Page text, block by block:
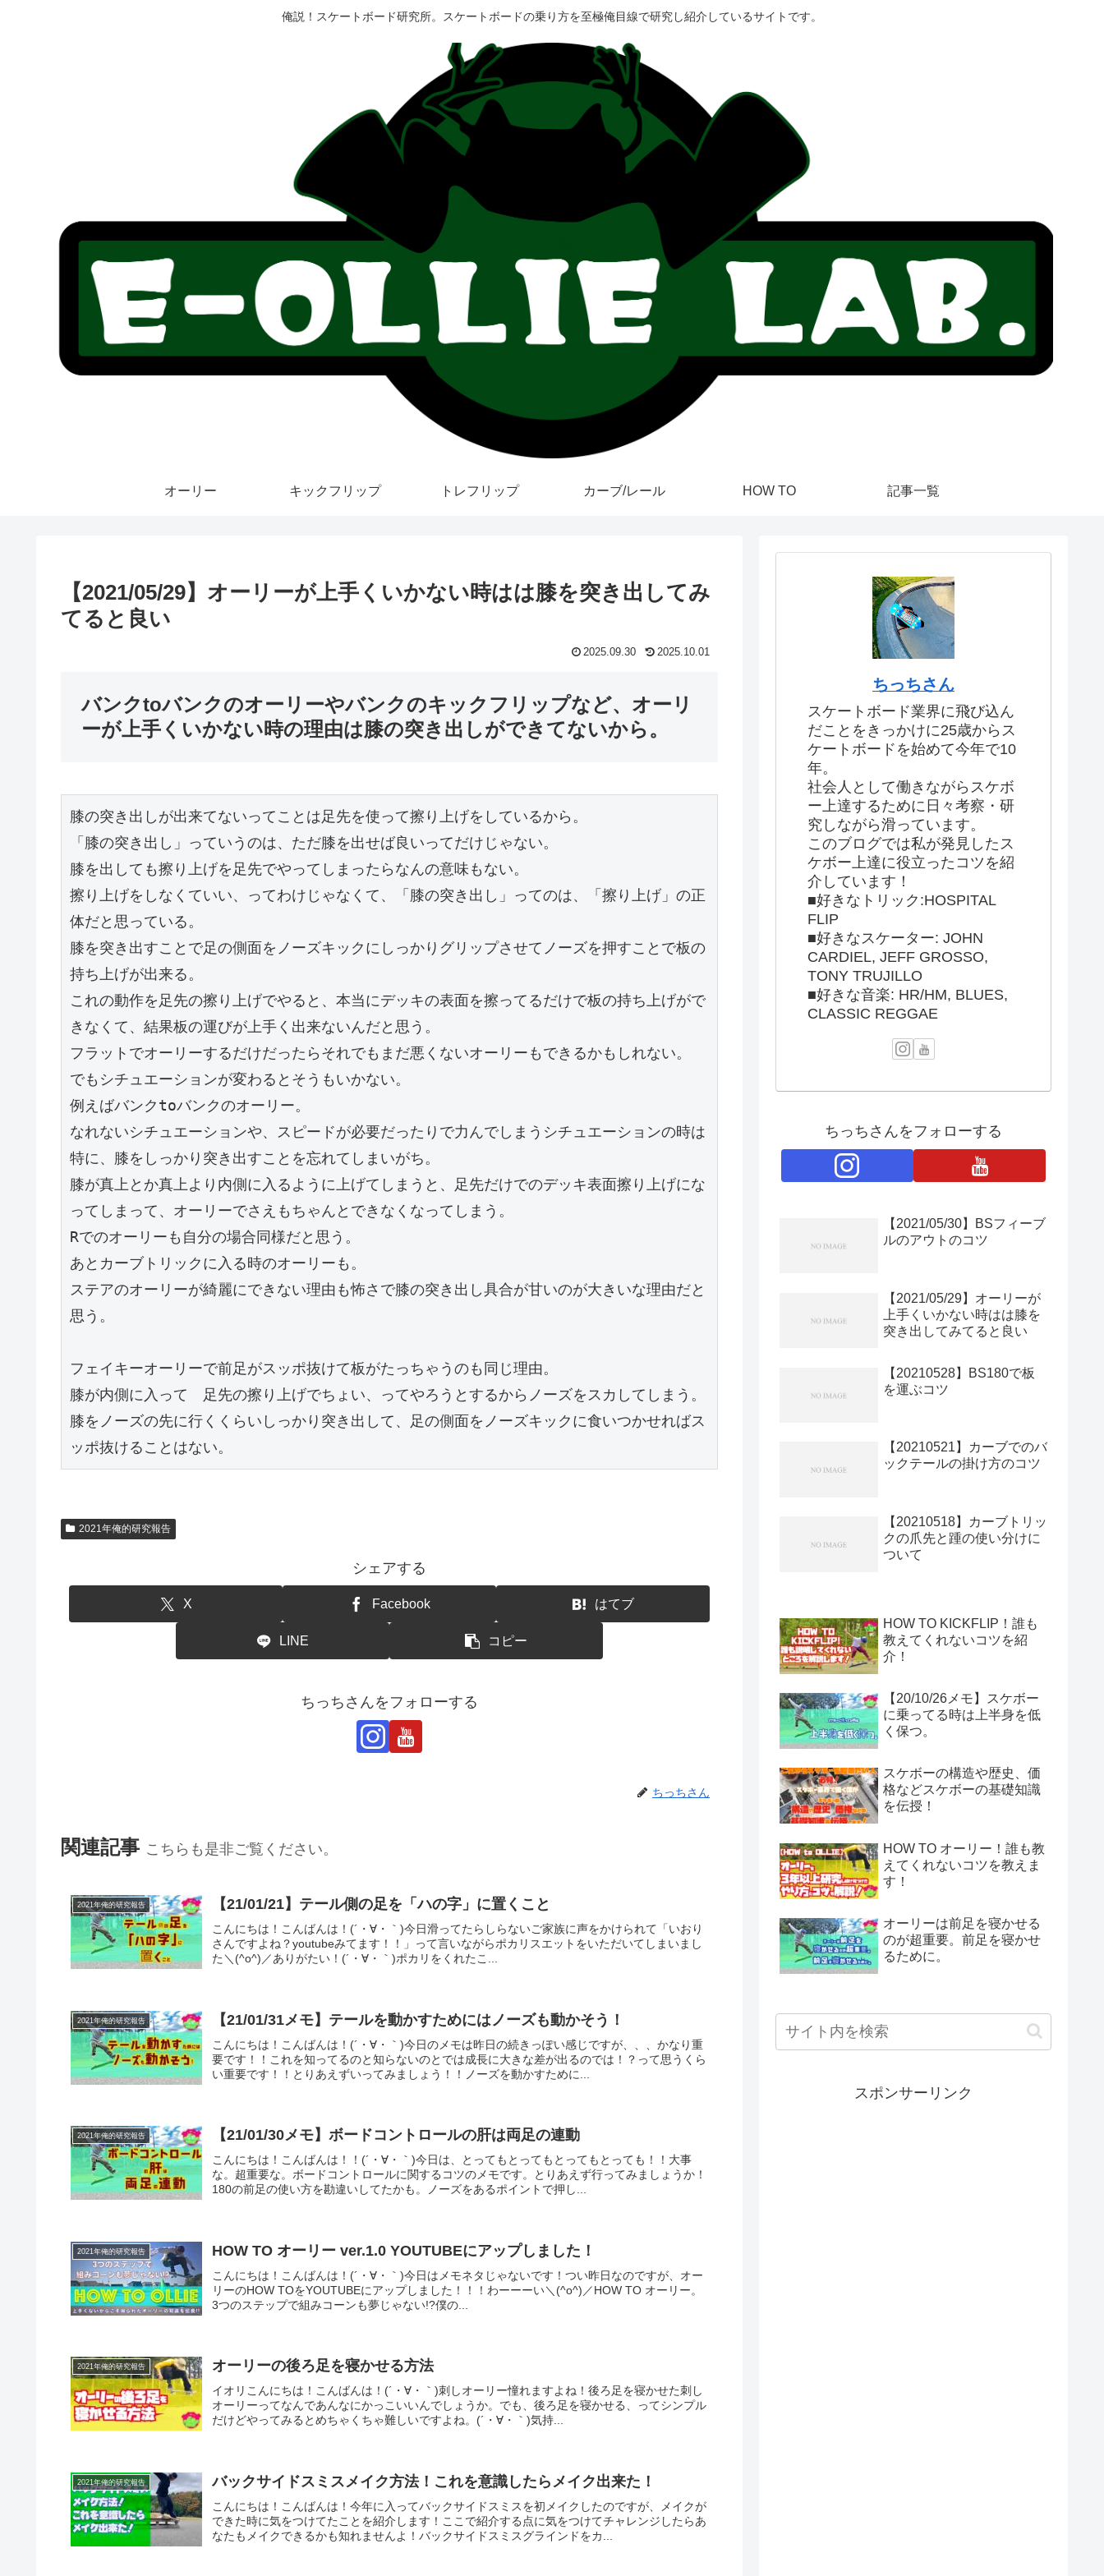
俺説！スケートボード研究所。スケートボードの乗り方を至極俺目線で研究し紹介しているサイトです。
オーリー キックフリップ トレフリップ カーブ/レール HOW TO 記事一覧
【2021/05/29】オーリーが上手くいかない時はは膝を突き出してみ
てると良い
2025.09.30 2025.10.01
バンクtoバンクのオーリーやバンクのキックフリップなど、オーリ
ーが上手くいかない時の理由は膝の突き出しができてないから。
膝の突き出しが出来てないってことは足先を使って擦り上げをしているから。
「膝の突き出し」っていうのは、ただ膝を出せば良いってだけじゃない。
膝を出しても擦り上げを足先でやってしまったらなんの意味もない。
擦り上げをしなくていい、ってわけじゃなくて、「膝の突き出し」ってのは、「擦り上げ」の正
体だと思っている。
膝を突き出すことで足の側面をノーズキックにしっかりグリップさせてノーズを押すことで板の
持ち上げが出来る。
これの動作を足先の擦り上げでやると、本当にデッキの表面を擦ってるだけで板の持ち上げがで
きなくて、結果板の運びが上手く出来ないんだと思う。
フラットでオーリーするだけだったらそれでもまだ悪くないオーリーもできるかもしれない。
でもシチュエーションが変わるとそうもいかない。
例えばバンクtoバンクのオーリー。
なれないシチュエーションや、スピードが必要だったりで力んでしまうシチュエーションの時は
特に、膝をしっかり突き出すことを忘れてしまいがち。
膝が真上とか真上より内側に入るように上げてしまうと、足先だけでのデッキ表面擦り上げにな
ってしまって、オーリーでさえもちゃんとできなくなってしまう。
Rでのオーリーも自分の場合同様だと思う。
あとカーブトリックに入る時のオーリーも。
ステアのオーリーが綺麗にできない理由も怖さで膝の突き出し具合が甘いのが大きいな理由だと
思う。
フェイキーオーリーで前足がスッポ抜けて板がたっちゃうのも同じ理由。
膝が内側に入って　足先の擦り上げでちょい、ってやろうとするからノーズをスカしてしまう。
膝をノーズの先に行くくらいしっかり突き出して、足の側面をノーズキックに食いつかせればス
ッポ抜けることはない。
2021年俺的研究報告
シェアする
X Facebook はてブ
LINE コピー
ちっちさんをフォローする
ちっちさん
関連記事 こちらも是非ご覧ください。
2021年俺的研究報告 【21/01/21】テール側の足を「ハの字」に置くこと
こんにちは！こんばんは！(´・∀・｀)今日滑ってたらしらないご家族に声をかけられて「いおり
さんですよね？youtubeみてます！！」って言いながらポカリスエットをいただいてしまいまし
た＼(^o^)／ありがたい！(´・∀・｀)ポカリをくれたこ...
2021年俺的研究報告 【21/01/31メモ】テールを動かすためにはノーズも動かそう！
こんにちは！こんばんは！(´・∀・｀)今日のメモは昨日の続きっぽい感じですが、、、かなり重
要です！！これを知ってるのと知らないのとでは成長に大きな差が出るのでは！？って思うくら
い重要です！！とりあえずいってみましょう！！ノーズを動かすために...
2021年俺的研究報告 【21/01/30メモ】ボードコントロールの肝は両足の連動
こんにちは！こんばんは！！(´・∀・｀)今日は、とってもとってもとってもとっても！！大事
な。超重要な。ボードコントロールに関するコツのメモです。とりあえず行ってみましょうか！
180の前足の使い方を勘違いしてたかも。ノーズをあるポイントで押し...
2021年俺的研究報告 HOW TO オーリー ver.1.0 YOUTUBEにアップしました！
こんにちは！こんばんは！(´・∀・｀)今日はメモネタじゃないです！つい昨日なのですが、オー
リーのHOW TOをYOUTUBEにアップしました！！！わーーーい＼(^o^)／HOW TO オーリー。
3つのステップで組みコーンも夢じゃない!?僕の...
2021年俺的研究報告 オーリーの後ろ足を寝かせる方法
イオリこんにちは！こんばんは！(´・∀・｀)刺しオーリー憧れますよね！後ろ足を寝かせた刺し
オーリーってなんであんなにかっこいいんでしょうか。でも、後ろ足を寝かせる、ってシンプル
だけどやってみるとめちゃくちゃ難しいですよね。(´・∀・｀)気持...
2021年俺的研究報告 バックサイドスミスメイク方法！これを意識したらメイク出来た！
こんにちは！こんばんは！今年に入ってバックサイドスミスを初メイクしたのですが、メイクが
できた時に気をつけてたことを紹介します！ここで紹介する点に気をつけてチャレンジしたらあ
なたもメイクできるかも知れませんよ！バックサイドスミスグラインドをカ...
ちっちさん
スケートボード業界に飛び込ん
だことをきっかけに25歳からス
ケートボードを始めて今年で10
年。
社会人として働きながらスケボ
ー上達するために日々考察・研
究しながら滑っています。
このブログでは私が発見したス
ケボー上達に役立ったコツを紹
介しています！
■好きなトリック:HOSPITAL
FLIP
■好きなスケーター: JOHN
CARDIEL, JEFF GROSSO,
TONY TRUJILLO
■好きな音楽: HR/HM, BLUES,
CLASSIC REGGAE
ちっちさんをフォローする
【2021/05/30】BSフィーブ
ルのアウトのコツ
【2021/05/29】オーリーが
上手くいかない時はは膝を
突き出してみてると良い
【20210528】BS180で板
を運ぶコツ
【20210521】カーブでのバ
ックテールの掛け方のコツ
【20210518】カーブトリッ
クの爪先と踵の使い分けに
ついて
HOW TO KICKFLIP！誰も
教えてくれないコツを紹
介！
【20/10/26メモ】スケボー
に乗ってる時は上半身を低
く保つ。
スケボーの構造や歴史、価
格などスケボーの基礎知識
を伝授！
HOW TO オーリー！誰も教
えてくれないコツを教えま
す！
オーリーは前足を寝かせる
のが超重要。前足を寝かせ
るために。
スポンサーリンク